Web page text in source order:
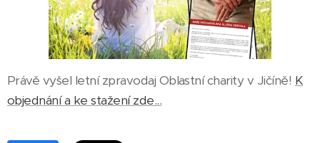
Právě vyšel letní zpravodaj Oblastní charity v Jičíně! K
objednání a ke stažení zde...